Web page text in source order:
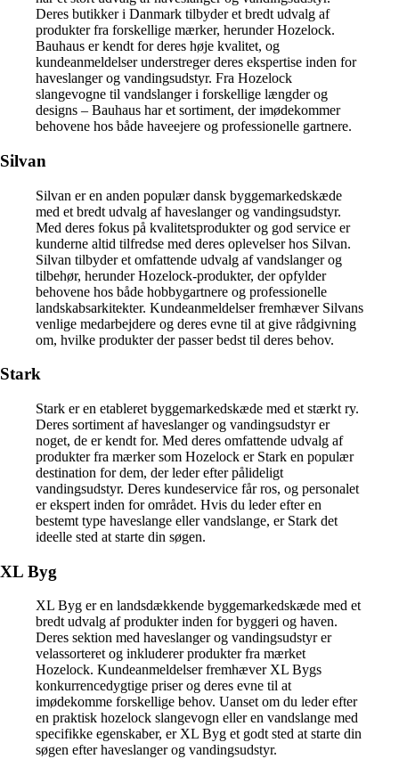
Deres butikker i Danmark tilbyder et bredt udvalg af
produkter fra forskellige mærker, herunder Hozelock.
Bauhaus er kendt for deres høje kvalitet, og
kundeanmeldelser understreger deres ekspertise inden for
haveslanger og vandingsudstyr. Fra Hozelock
slangevogne til vandslanger i forskellige længder og
designs – Bauhaus har et sortiment, der imødekommer
behovene hos både haveejere og professionelle gartnere.
Silvan
Silvan er en anden populær dansk byggemarkedskæde
med et bredt udvalg af haveslanger og vandingsudstyr.
Med deres fokus på kvalitetsprodukter og god service er
kunderne altid tilfredse med deres oplevelser hos Silvan.
Silvan tilbyder et omfattende udvalg af vandslanger og
tilbehør, herunder Hozelock-produkter, der opfylder
behovene hos både hobbygartnere og professionelle
landskabsarkitekter. Kundeanmeldelser fremhæver Silvans
venlige medarbejdere og deres evne til at give rådgivning
om, hvilke produkter der passer bedst til deres behov.
Stark
Stark er en etableret byggemarkedskæde med et stærkt ry.
Deres sortiment af haveslanger og vandingsudstyr er
noget, de er kendt for. Med deres omfattende udvalg af
produkter fra mærker som Hozelock er Stark en populær
destination for dem, der leder efter pålideligt
vandingsudstyr. Deres kundeservice får ros, og personalet
er ekspert inden for området. Hvis du leder efter en
bestemt type haveslange eller vandslange, er Stark det
ideelle sted at starte din søgen.
XL Byg
XL Byg er en landsdækkende byggemarkedskæde med et
bredt udvalg af produkter inden for byggeri og haven.
Deres sektion med haveslanger og vandingsudstyr er
velassorteret og inkluderer produkter fra mærket
Hozelock. Kundeanmeldelser fremhæver XL Bygs
konkurrencedygtige priser og deres evne til at
imødekomme forskellige behov. Uanset om du leder efter
en praktisk hozelock slangevogn eller en vandslange med
specifikke egenskaber, er XL Byg et godt sted at starte din
søgen efter haveslanger og vandingsudstyr.